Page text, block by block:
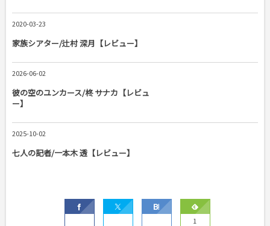
2020-03-23
家族シアター/辻村 深月【レビュー】
2026-06-02
彼の空のユンカース/柊 サナカ【レビュ
ー】
2025-10-02
七人の記者/一本木 透【レビュー】
1